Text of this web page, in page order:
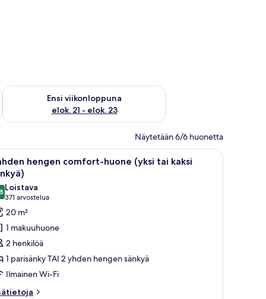
14 - elok. 16
Ensi viikonloppuna
elok. 21 - elok. 23
Tarkista ensi viikonlopun saatavuus elok. 21 - elok. 23
Näytetään 6/6 huonetta
huoneessa, työpöytä Hotellihuone, jossa on suuri sänky, yöpöytä
8
hengen comfort-huone (yksi tai kaksi
kautta 10
Loistava
371 arvostelua
(371
arvostelua)
20 m²
1 makuuhuone
2 henkilöä
1 parisänky TAI 2 yhden hengen sänkyä
Ilmainen Wi-Fi